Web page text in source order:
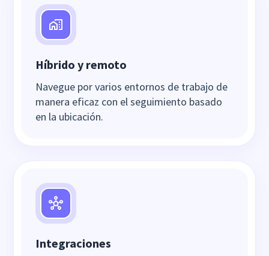
Híbrido y remoto
Navegue por varios entornos de trabajo de
manera eficaz con el seguimiento basado
en la ubicación.
Integraciones